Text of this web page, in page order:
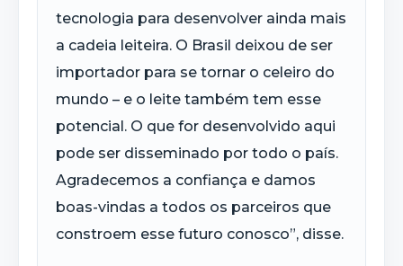
tecnologia para desenvolver ainda mais
a cadeia leiteira. O Brasil deixou de ser
importador para se tornar o celeiro do
mundo – e o leite também tem esse
potencial. O que for desenvolvido aqui
pode ser disseminado por todo o país.
Agradecemos a confiança e damos
boas-vindas a todos os parceiros que
constroem esse futuro conosco”, disse.